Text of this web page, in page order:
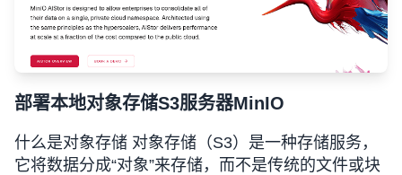
部署本地对象存储S3服务器MinIO
什么是对象存储 对象存储（S3）是一种存储服务，
它将数据分成“对象”来存储，而不是传统的文件或块